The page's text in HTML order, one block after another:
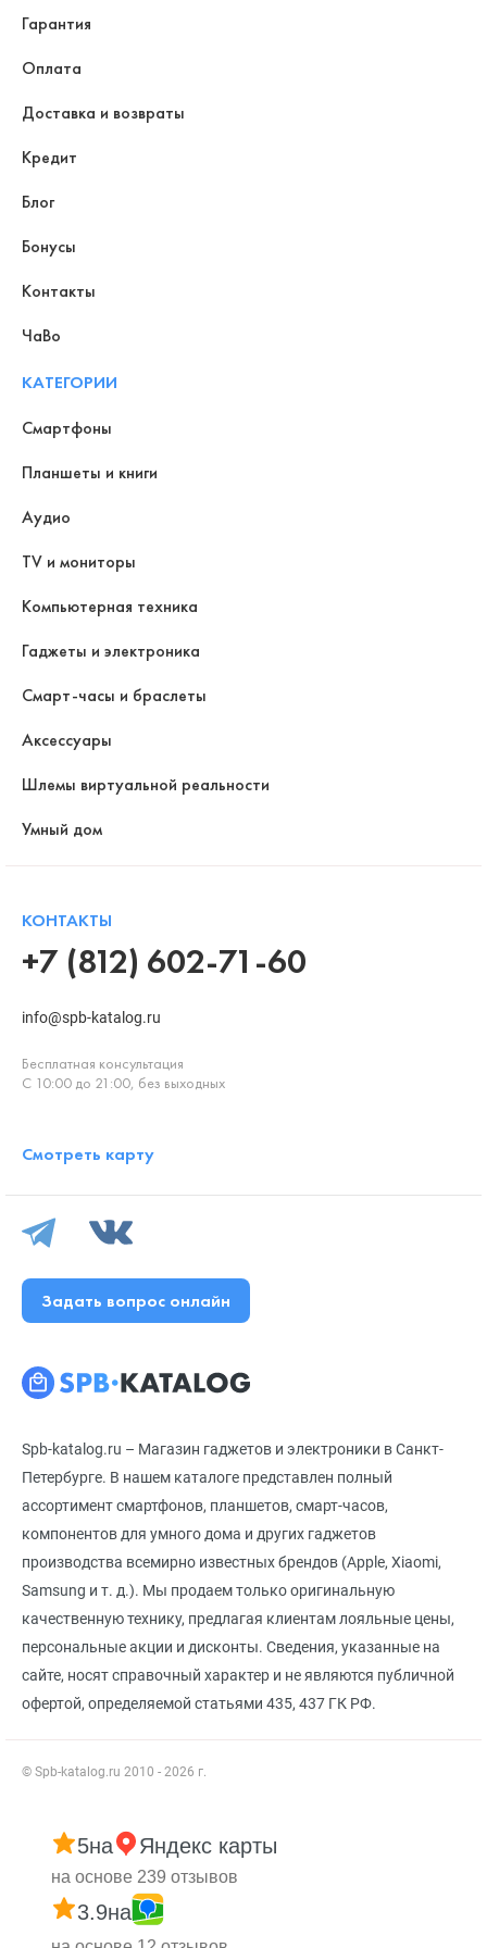
Spb-katalog.ru – Магазин гаджетов и электроники в Санкт-
Петербурге. В нашем каталоге представлен полный
ассортимент смартфонов, планшетов, смарт-часов,
компонентов для умного дома и других гаджетов
производства всемирно известных брендов (Apple, Xiaomi,
Samsung и т. д.). Мы продаем только оригинальную
качественную технику, предлагая клиентам лояльные цены,
персональные акции и дисконты. Сведения, указанные на
сайте, носят справочный характер и не являются публичной
офертой, определяемой статьями 435, 437 ГК РФ.
© Spb-katalog.ru 2010 - 2026 г.
Гарантия
Оплата
Доставка и возвраты
Кредит
Блог
Бонусы
Контакты
ЧаВо
КАТЕГОРИИ
Смартфоны
Планшеты и книги
Аудио
TV и мониторы
Компьютерная техника
Гаджеты и электроника
Смарт-часы и браслеты
Аксессуары
Шлемы виртуальной реальности
Умный дом
КОНТАКТЫ
+7 (812) 602-71-60
info@spb-katalog.ru
Бесплатная консультация
С 10:00 до 21:00, без выходных
Смотреть карту
Задать вопрос онлайн
5на Яндекс карты
на основе 239 отзывов
3.9на